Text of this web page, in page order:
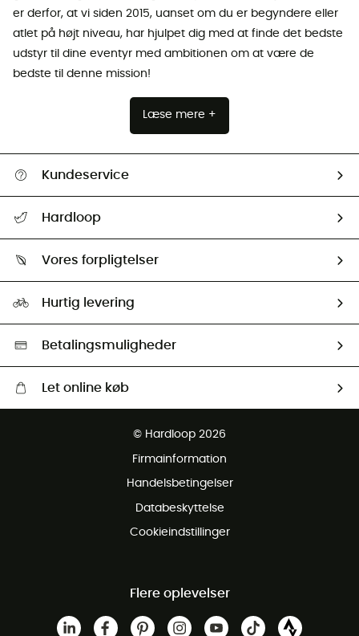
er derfor, at vi siden 2015, uanset om du er begyndere eller
atlet på højt niveau, har hjulpet dig med at finde det bedste
udstyr til dine eventyr med ambitionen om at være de
bedste til denne mission!
Læse mere +
Kundeservice
Returnering & Tilbagebetaling
Hardloop
Our ambassadors
Vores forpligtelser
Second hand
HardGreen Udvalg
Hurtig levering
Betalingsmuligheder
Let online køb
Gratis retur inden for 100 dage
© Hardloop 2026
Firmainformation
Handelsbetingelser
Databeskyttelse
Cookieindstillinger
Flere oplevelser